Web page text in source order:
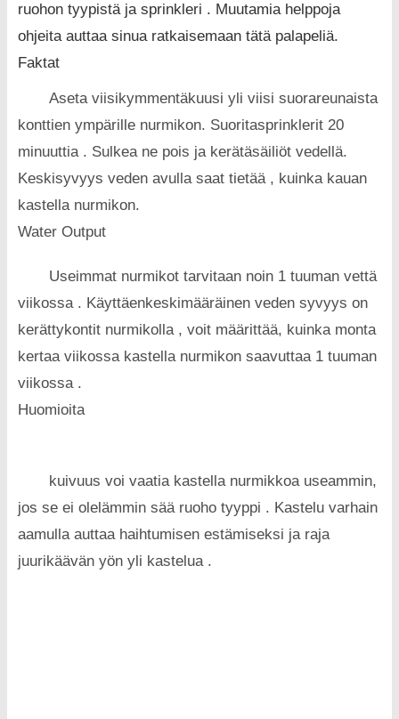
ruohon tyypistä ja sprinkleri . Muutamia helppoja
ohjeita auttaa sinua ratkaisemaan tätä palapeliä.
Faktat
Aseta viisikymmentäkuusi yli viisi suorareunaista
konttien ympärille nurmikon. Suoritasprinklerit 20
minuuttia . Sulkea ne pois ja kerätäsäiliöt vedellä.
Keskisyvyys veden avulla saat tietää , kuinka kauan
kastella nurmikon.
Water Output
Useimmat nurmikot tarvitaan noin 1 tuuman vettä
viikossa . Käyttäenkeskimääräinen veden syvyys on
kerättykontit nurmikolla , voit määrittää, kuinka monta
kertaa viikossa kastella nurmikon saavuttaa 1 tuuman
viikossa .
Huomioita
kuivuus voi vaatia kastella nurmikkoa useammin,
jos se ei olelämmin sää ruoho tyyppi . Kastelu varhain
aamulla auttaa haihtumisen estämiseksi ja raja
juurikäävän yön yli kastelua .